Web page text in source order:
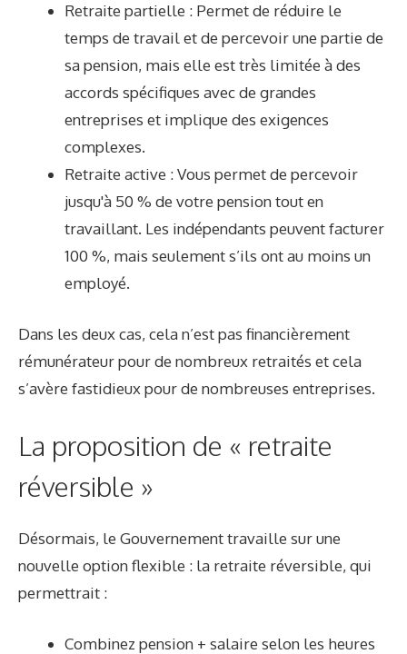
Retraite partielle : Permet de réduire le
temps de travail et de percevoir une partie de
sa pension, mais elle est très limitée à des
accords spécifiques avec de grandes
entreprises et implique des exigences
complexes.
Retraite active : Vous permet de percevoir
jusqu'à 50 % de votre pension tout en
travaillant. Les indépendants peuvent facturer
100 %, mais seulement s’ils ont au moins un
employé.
Dans les deux cas, cela n’est pas financièrement
rémunérateur pour de nombreux retraités et cela
s’avère fastidieux pour de nombreuses entreprises.
La proposition de « retraite
réversible »
Désormais, le Gouvernement travaille sur une
nouvelle option flexible : la retraite réversible, qui
permettrait :
Combinez pension + salaire selon les heures